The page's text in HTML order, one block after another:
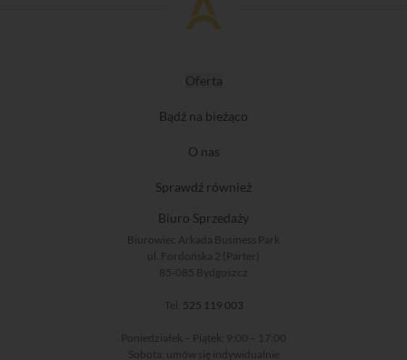
Oferta
Bądź na bieżąco
O nas
Sprawdź również
Biuro Sprzedaży
Biurowiec Arkada Business Park
ul. Fordońska 2 (Parter)
85-085 Bydgoszcz
Tel. 525 119 003
Poniedziałek – Piątek: 9:00 – 17:00
Sobota: umów się indywidualnie